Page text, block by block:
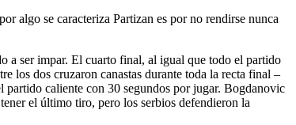
algo se caracteriza Partizan es por no rendirse nunca
a ser impar. El cuarto final, al igual que todo el partido
los dos cruzaron canastas durante toda la recta final –
caliente con 30 segundos por jugar. Bogdanovic
el último tiro, pero los serbios defendieron la